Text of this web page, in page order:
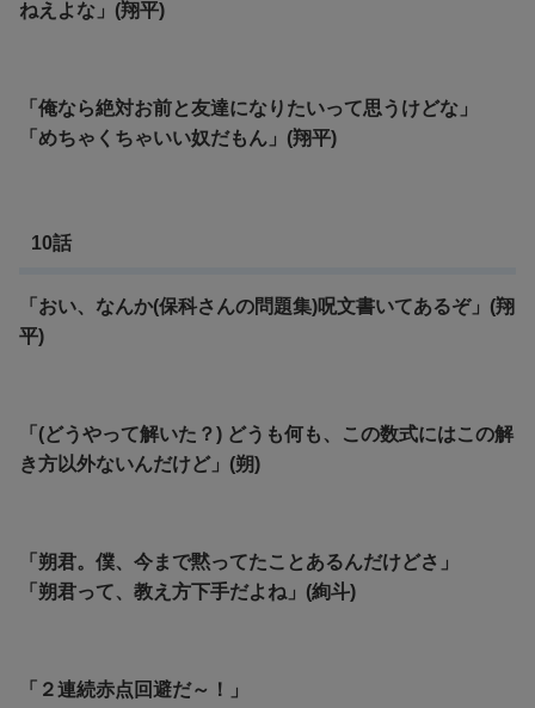
ねえよな」(翔平)
「俺なら絶対お前と友達になりたいって思うけどな」
「めちゃくちゃいい奴だもん」(翔平)
10話
「おい、なんか(保科さんの問題集)呪文書いてあるぞ」(翔
平)
「(どうやって解いた？) どうも何も、この数式にはこの解
き方以外ないんだけど」(朔)
「朔君。僕、今まで黙ってたことあるんだけどさ」
「朔君って、教え方下手だよね」(絢斗)
「２連続赤点回避だ～！」